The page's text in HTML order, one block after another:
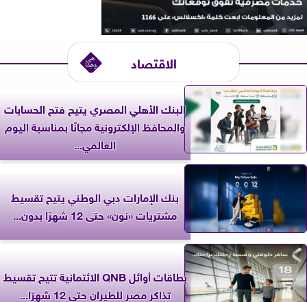
الاقتصاد
البنك الأهلي المصري يتيح فتح الحسابات
والمحافظ الإلكترونية مجانًا بمناسبة اليوم
العالمي...
بنك الإمارات دبي الوطني يتيح تقسيط
مشتريات «نون» حتى 12 شهرًا بدون...
بطاقات أوائل QNB الائتمانية تتيح تقسيط
تذاكر مصر للطيران حتى 12 شهرًا...